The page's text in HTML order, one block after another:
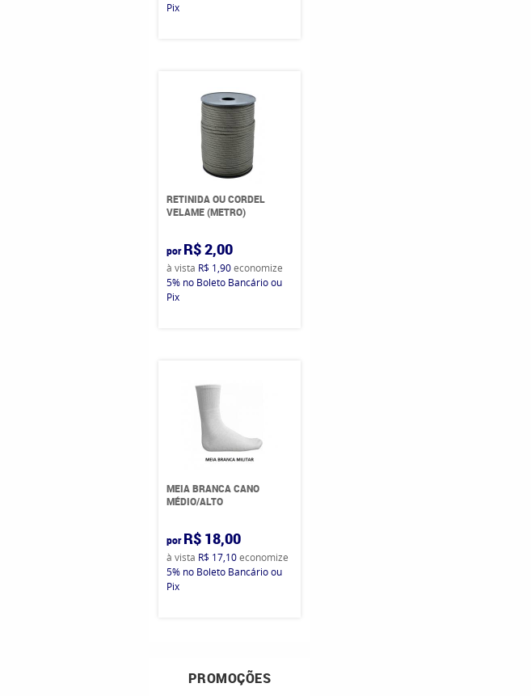
Pix
RETINIDA OU CORDEL
VELAME (METRO)
por R$ 2,00
à vista R$ 1,90economize
5% no Boleto Bancário ou
Pix
MEIA BRANCA CANO
MÉDIO/ALTO
por R$ 18,00
à vista R$ 17,10economize
5% no Boleto Bancário ou
Pix
PROMOÇÕES